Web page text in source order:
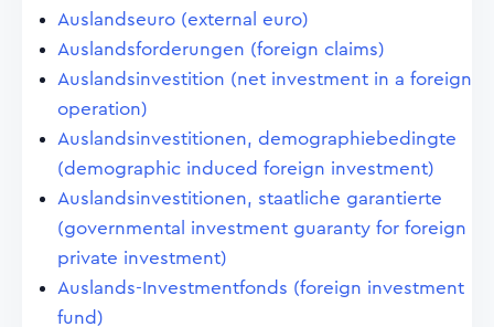
Auslandseuro (external euro)
Auslandsforderungen (foreign claims)
Auslandsinvestition (net investment in a foreign
operation)
Auslandsinvestitionen, demographiebedingte
(demographic induced foreign investment)
Auslandsinvestitionen, staatliche garantierte
(governmental investment guaranty for foreign
private investment)
Auslands-Investmentfonds (foreign investment
fund)